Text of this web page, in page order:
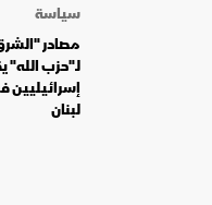
سياسة
مصادر
لـ"حزب
لبنان